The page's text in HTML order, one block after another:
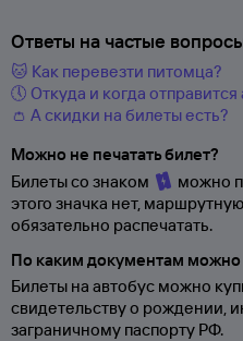
Ответы на частые
🐱 Как перевезти питомца?
🕔 Откуда и когда отправится
👛 А скидки на билеты есть?
Можно не печатать билет?
Билеты со знаком
можно
этого значка нет,
обязательно распечатать.
По каким документам можно
Билеты на автобус можно
свидетельству о рождении,
заграничному паспорту РФ.